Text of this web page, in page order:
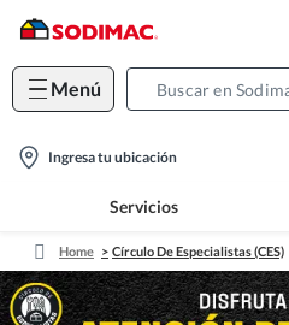
Menú
location-
Ingresa tu ubicación
Servicios
Home Círculo De Especialistas (CES)